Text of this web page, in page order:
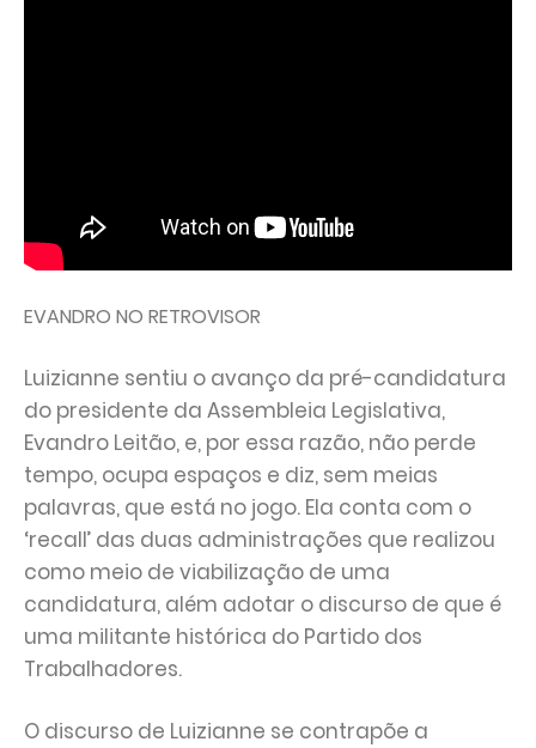
EVANDRO NO RETROVISOR
Luizianne sentiu o avanço da pré-candidatura
do presidente da Assembleia Legislativa,
Evandro Leitão, e, por essa razão, não perde
tempo, ocupa espaços e diz, sem meias
palavras, que está no jogo. Ela conta com o
‘recall’ das duas administrações que realizou
como meio de viabilização de uma
candidatura, além adotar o discurso de que é
uma militante histórica do Partido dos
Trabalhadores.
O discurso de Luizianne se contrapõe a